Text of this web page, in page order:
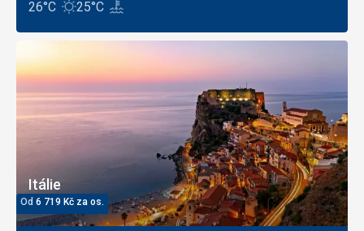
26°C 25°C
Itálie
Od 6 719 Kč za os.